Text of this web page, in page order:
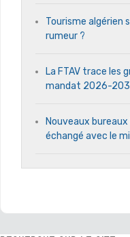
Tourisme algérien
rumeur ?
La FTAV trace les
mandat 2026-
Nouveaux bureaux
échangé avec le